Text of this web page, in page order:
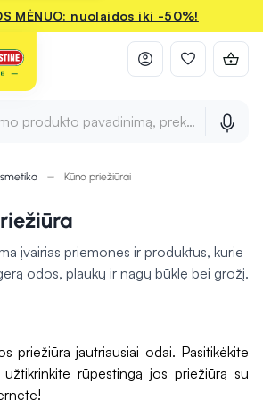
MĖNUO: nuolaidos iki -50%!
produkto pavadinimą, prekės ženklą ir
Kūno priežiūrai
įvairias priemones ir produktus, kurie
odos, plaukų ir nagų būklę bei grožį.
kaip drėkinantys kremai, losjonai ir
odos drėkinimo, švaros ir švelnumo.
atgaivina odą. Be to, įvairūs aliejai ir
papildomą odos maitinimą ir
priežiūra jautriausiai odai. Pasitikėkite
rūpestingą jos priežiūrą su